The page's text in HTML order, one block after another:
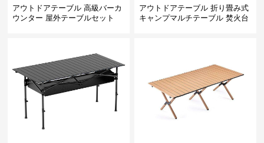
アウトドアテーブル 高級バーカ
ウンター 屋外テーブルセット
アウトドアテーブル 折り畳み式
キャンプマルチテーブル 焚火台